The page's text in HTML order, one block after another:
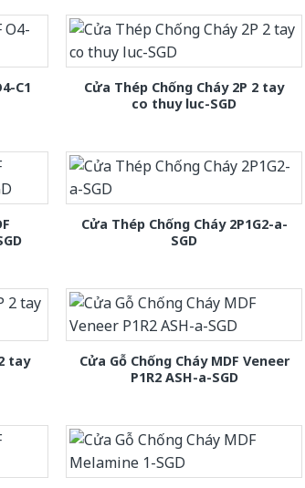
C1
Cửa Thép Chống Cháy 2P 2 tay
co thuy luc-SGD
Cửa Thép Chống Cháy 2P1G2-a-
SGD
tay
Cửa Gỗ Chống Cháy MDF Veneer
P1R2 ASH-a-SGD